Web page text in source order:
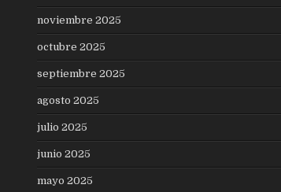
noviembre 2025
octubre 2025
septiembre 2025
agosto 2025
julio 2025
junio 2025
mayo 2025